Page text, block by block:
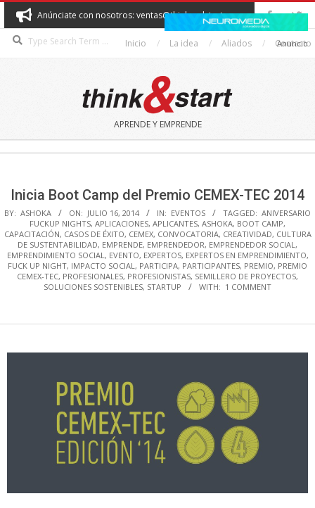
Skip
to
content
Anúnciate con nosotros: ventas@thinkandstart.com
Inicio La idea Aliados Contacto
THINK&START
APRENDE Y EMPRENDE
Anuncio
Inicia Boot Camp del Premio CEMEX-TEC 2014
BY: ASHOKA ON: JULIO 16, 2014 IN: EVENTOS TAGGED: ANIVERSARIO
FUCKUP NIGHTS, APLICACIONES, APLICANTES, ASHOKA, BOOT CAMP,
CAPACITACIÓN, CASOS DE ÉXITO, CEMEX, CONVOCATORIA, CREATIVIDAD, CULTURA
DE SUSTENTABILIDAD, EMPRENDE, EMPRENDEDOR, EMPRENDEDOR SOCIAL,
EMPRENDIMIENTO SOCIAL, EVENTO, EXPERTOS, EXPERTOS EN EMPRENDIMIENTO,
FUCK UP NIGHT, IMPACTO SOCIAL, PARTICIPA, PARTICIPANTES, PREMIO, PREMIO
CEMEX-TEC, PROFESIONALES, PROFESIONISTAS, SEMILLERO DE PROYECTOS,
SOLUCIONES SOSTENIBLES, STARTUP WITH: 1 COMMENT